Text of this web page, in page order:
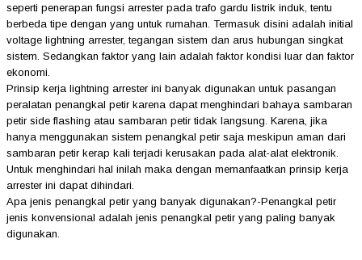
seperti penerapan fungsi arrester pada trafo gardu listrik induk, tentu
berbeda tipe dengan yang untuk rumahan. Termasuk disini adalah initial
voltage lightning arrester, tegangan sistem dan arus hubungan singkat
sistem. Sedangkan faktor yang lain adalah faktor kondisi luar dan faktor
ekonomi.
Prinsip kerja lightning arrester ini banyak digunakan untuk pasangan
peralatan penangkal petir karena dapat menghindari bahaya sambaran
petir side flashing atau sambaran petir tidak langsung. Karena, jika
hanya menggunakan sistem penangkal petir saja meskipun aman dari
sambaran petir kerap kali terjadi kerusakan pada alat-alat elektronik.
Untuk menghindari hal inilah maka dengan memanfaatkan prinsip kerja
arrester ini dapat dihindari.
Apa jenis penangkal petir yang banyak digunakan?-Penangkal petir
jenis konvensional adalah jenis penangkal petir yang paling banyak
digunakan.